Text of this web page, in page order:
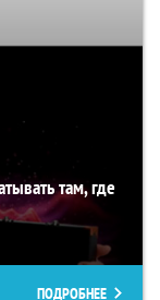
там, где
ПОДРОБНЕЕ